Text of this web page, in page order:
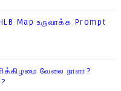
Map உருவாக்க Prompt
வேலை நாளா?